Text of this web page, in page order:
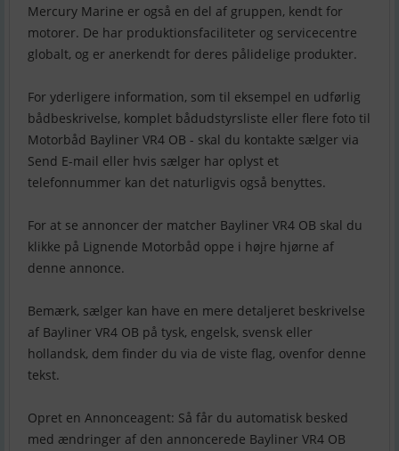
Mercury Marine er også en del af gruppen, kendt for
motorer. De har produktionsfaciliteter og servicecentre
globalt, og er anerkendt for deres pålidelige produkter.
For yderligere information, som til eksempel en udførlig
bådbeskrivelse, komplet bådudstyrsliste eller flere foto til
Motorbåd Bayliner VR4 OB - skal du kontakte sælger via
Send E-mail eller hvis sælger har oplyst et
telefonnummer kan det naturligvis også benyttes.
For at se annoncer der matcher Bayliner VR4 OB skal du
klikke på Lignende Motorbåd oppe i højre hjørne af
denne annonce.
Bemærk, sælger kan have en mere detaljeret beskrivelse
af Bayliner VR4 OB på tysk, engelsk, svensk eller
hollandsk, dem finder du via de viste flag, ovenfor denne
tekst.
Opret en Annonceagent: Så får du automatisk besked
med ændringer af den annoncerede Bayliner VR4 OB